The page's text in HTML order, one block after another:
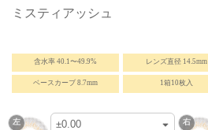
ミスティアッシュ
含水率 40.1〜49.9% レンズ直径 14.5mm
ベースカーブ 8.7mm 1箱10枚入